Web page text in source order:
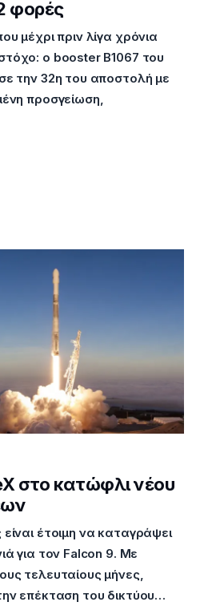
φορές
μέχρι πριν λίγα χρόνια
ο booster B1067 του
την 32η του αποστολή με
προσγείωση,
στο κατώφλι νέου
έτοιμη να καταγράψει
για τον Falcon 9. Με
τελευταίους μήνες,
επέκταση του δικτύου…